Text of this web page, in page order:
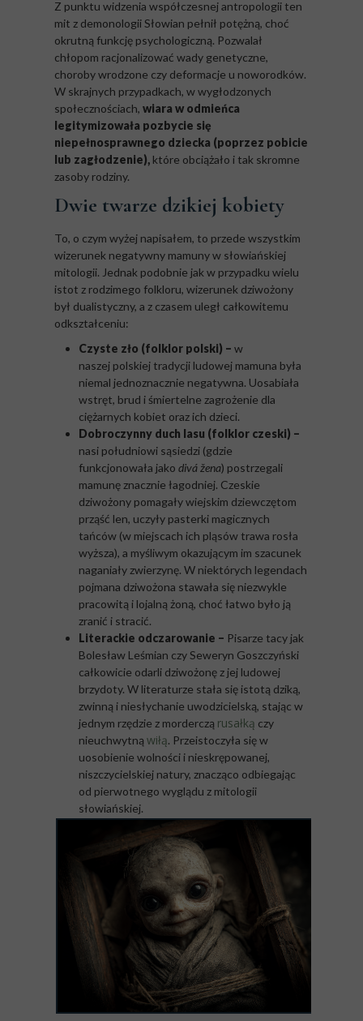
Z punktu widzenia współczesnej antropologii ten
mit z demonologii Słowian pełnił potężną, choć
okrutną funkcję psychologiczną. Pozwalał
chłopom racjonalizować wady genetyczne,
choroby wrodzone czy deformacje u noworodków.
W skrajnych przypadkach, w wygłodzonych
społecznościach, wiara w odmieńca
legitymizowała pozbycie się
niepełnosprawnego dziecka (poprzez pobicie
lub zagłodzenie), które obciążało i tak skromne
zasoby rodziny.
Dwie twarze dzikiej kobiety
To, o czym wyżej napisałem, to przede wszystkim
wizerunek negatywny mamuny w słowiańskiej
mitologii. Jednak podobnie jak w przypadku wielu
istot z rodzimego folkloru, wizerunek dziwożony
był dualistyczny, a z czasem uległ całkowitemu
odkształceniu:
Czyste zło (folklor polski) – w
naszej polskiej tradycji ludowej mamuna była
niemal jednoznacznie negatywna. Uosabiała
wstręt, brud i śmiertelne zagrożenie dla
ciężarnych kobiet oraz ich dzieci.
Dobroczynny duch lasu (folklor czeski) –
nasi południowi sąsiedzi (gdzie
funkcjonowała jako divá žena) postrzegali
mamunę znacznie łagodniej. Czeskie
dziwożony pomagały wiejskim dziewczętom
prząść len, uczyły pasterki magicznych
tańców (w miejscach ich pląsów trawa rosła
wyższa), a myśliwym okazującym im szacunek
naganiały zwierzynę. W niektórych legendach
pojmana dziwożona stawała się niezwykle
pracowitą i lojalną żoną, choć łatwo było ją
zranić i stracić.
Literackie odczarowanie – Pisarze tacy jak
Bolesław Leśmian czy Seweryn Goszczyński
całkowicie odarli dziwożonę z jej ludowej
brzydoty. W literaturze stała się istotą dziką,
zwinną i niesłychanie uwodzicielską, stając w
jednym rzędzie z morderczą rusałką czy
nieuchwytną wiłą. Przeistoczyła się w
uosobienie wolności i nieskrępowanej,
niszczycielskiej natury, znacząco odbiegając
od pierwotnego wyglądu z mitologii
słowiańskiej.